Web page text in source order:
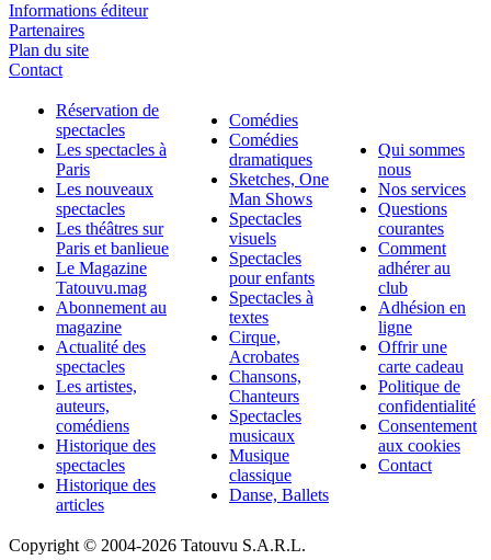
Informations éditeur
Partenaires
Plan du site
Contact
Réservation de
spectacles
Les spectacles à
Paris
Les nouveaux
spectacles
Les théâtres sur
Paris et banlieue
Le Magazine
Tatouvu.mag
Abonnement au
magazine
Actualité des
spectacles
Les artistes,
auteurs,
comédiens
Historique des
spectacles
Historique des
articles
Comédies
Comédies
dramatiques
Sketches, One
Man Shows
Spectacles
visuels
Spectacles
pour enfants
Spectacles à
textes
Cirque,
Acrobates
Chansons,
Chanteurs
Spectacles
musicaux
Musique
classique
Danse, Ballets
Qui sommes
nous
Nos services
Questions
courantes
Comment
adhérer au
club
Adhésion en
ligne
Offrir une
carte cadeau
Politique de
confidentialité
Consentement
aux cookies
Contact
Copyright © 2004-2026 Tatouvu S.A.R.L.